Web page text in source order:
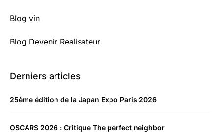
Blog vin
Blog Devenir Realisateur
Derniers articles
25ème édition de la Japan Expo Paris 2026
OSCARS 2026 : Critique The perfect neighbor